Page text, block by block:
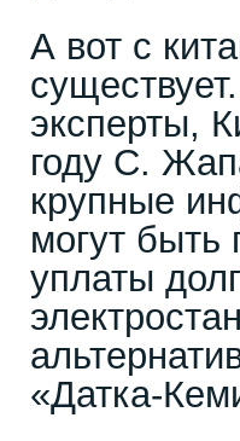
А вот с
эксперты,
году С.
крупные
могут
уплаты
«Датка-